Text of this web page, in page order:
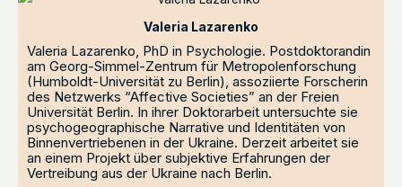
Valeria Lazarenko
Valeria Lazarenko, PhD in Psychologie. Postdoktorandin
am Georg-Simmel-Zentrum für Metropolenforschung
(Humboldt-Universität zu Berlin), assoziierte Forscherin
des Netzwerks “Affective Societies” an der Freien
Universität Berlin. In ihrer Doktorarbeit untersuchte sie
psychogeographische Narrative und Identitäten von
Binnenvertriebenen in der Ukraine. Derzeit arbeitet sie
an einem Projekt über subjektive Erfahrungen der
Vertreibung aus der Ukraine nach Berlin.